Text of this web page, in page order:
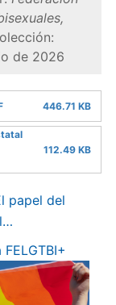
de 2026
446.71 KB
112.49 KB
papel del